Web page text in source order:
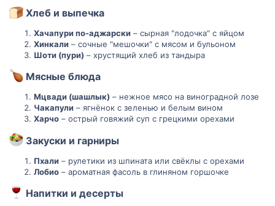
Хлеб и выпечка
Хачапури по-аджарски – сырная "лодочка" с яйцом
Хинкали – сочные "мешочки" с мясом и бульоном
Шоти (пури) – хрустящий хлеб из тандыра
Мясные блюда
Мцвади (шашлык) – нежное мясо на виноградной лозе
Чакапули – ягнёнок с зеленью и белым вином
Харчо – острый говяжий суп с грецкими орехами
Закуски и гарниры
Пхали – рулетики из шпината или свёклы с орехами
Лобио – ароматная фасоль в глиняном горшочке
Напитки и десерты